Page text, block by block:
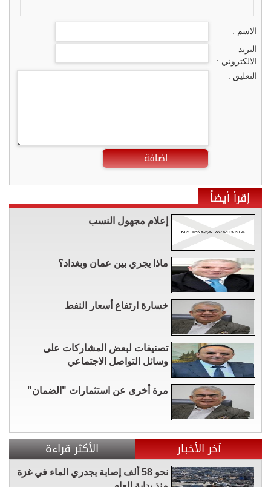
الاسم :
البريد
الالكتروني :
التعليق :
اضافة
إقرأ أيضاً
إعلام مجهول النسب
ماذا يجري بين عمان وبغداد؟
خسارة ارتفاع أسعار النفط
تصنيفات لبعض المشاركات على
وسائل التواصل الاجتماعي
مرة أخرى عن استثمارات "الضمان"
آخر الأخبار الأكثر قراءة
نحو 58 ألف إصابة بجدري الماء في غزة